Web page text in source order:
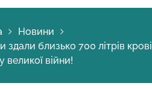
Новини
здали близько 700 літрів крові
великої війни!